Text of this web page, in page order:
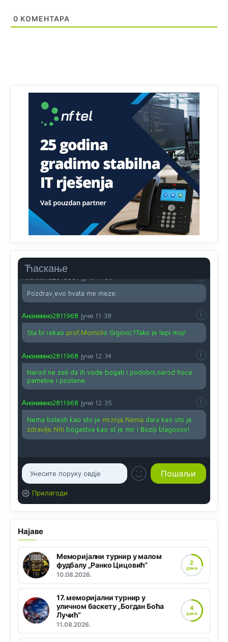
0 КОМЕНТАРА
Ћаскање
pusti ih ciganija...pocetkom ovog vjeka,neko rece za
Radovana i Ratka kaki su oni srbi...i poce dalje da
besjedi znam ja dobro sta je bilo u Ag-ci...
Proguglajte
Анонимно2810587 јуче
11:21
O kako su cudni lvi ljudi,uzeli bi sve da mogu...a ja srce
svima fajem,radujem se tudjoj sreci.I ko ima i ko nema
na iso ce mjesto leci!
Анонимно2810587 јуче
11:24
Pozdrav,evo hvata me meze.
Анонимно2811968 јуче 11:38
Sta bi rekao prof.Momcilo Gigovic?Tako je lepi moj!
Анонимно2811968 јуче 12:34
Narod ne zeli da ih vode bogati i podobni,narod hoce
pametne i postene.
Анонимно2811968 јуче 12:35
Nema bolesti kao sto je mrznja.Nemadara kao sto je
zdravlje.Niti bogastva kao st je mir i Boziji blagosov!
Прилагоди
Најаве
Меморијални турнир у малом
фудбалу „Ранко Цицовић“
10.08.2026.
2
ДАНА
17. меморијални турнир у
уличном баскету „Богдан Боћа
Лучић“
11.08.2026.
4
ДАНА